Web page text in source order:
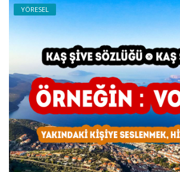
YÖRESEL